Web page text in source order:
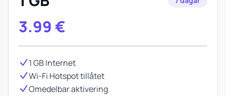
3.99 €
1 GB Internet
Wi-Fi Hotspot tillåtet
Omedelbar aktivering